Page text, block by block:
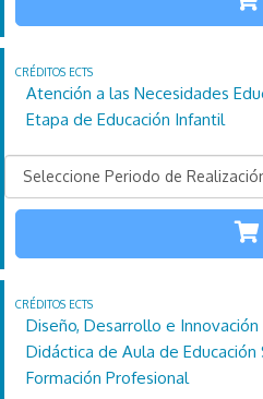
110 4
Más
Atención a las Necesidades
Etapa de Educación Infantil
110Horas 4
Más
Diseño, Desarrollo e
Didáctica de Aula de
Formación Profesional